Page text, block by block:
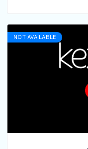
NOT AVAILABLE